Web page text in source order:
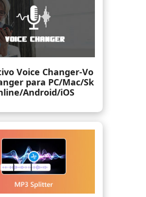
para aumentar o
| Aumente o
acima do máximo